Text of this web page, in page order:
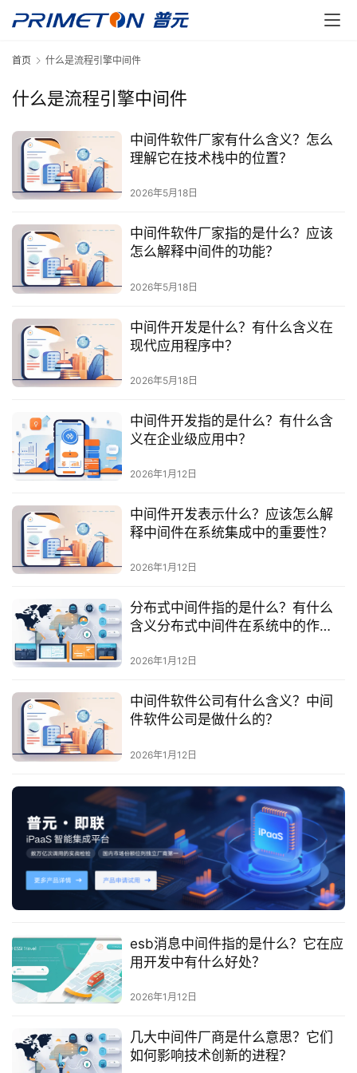
最
新
动
产
品
解
决
方
案
生
态
与
合
服
务
与
了
联
系
我
们
首页 什么是流程引擎中间件
什么是流程引擎中间件
中间件软件厂家有什么含义？怎么
理解它在技术栈中的位置？
2026年5月18日
中间件软件厂家指的是什么？应该
怎么解释中间件的功能？
2026年5月18日
中间件开发是什么？有什么含义在
现代应用程序中？
2026年5月18日
中间件开发指的是什么？有什么含
义在企业级应用中？
2026年1月12日
中间件开发表示什么？应该怎么解
释中间件在系统集成中的重要性？
2026年1月12日
分布式中间件指的是什么？有什么
含义分布式中间件在系统中的作
2026年1月12日
中间件软件公司有什么含义？中间
件软件公司是做什么的？
2026年1月12日
esb消息中间件指的是什么？它在应
用开发中有什么好处？
2026年1月12日
几大中间件厂商是什么意思？它们
如何影响技术创新的进程？